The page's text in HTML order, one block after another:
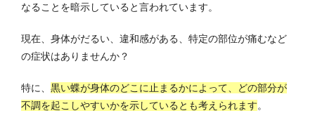
なることを暗示していると言われています。
現在、身体がだるい、違和感がある、特定の部位が痛むなど
の症状はありませんか？
特に、 黒い蝶が身体のどこに止まるかによって、どの部分が
不調を起こしやすいかを示しているとも考えられます。